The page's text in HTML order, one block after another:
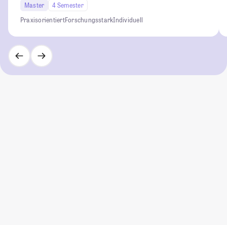
Master
4 Semester
PraxisorientiertForschungsstarkIndividuell